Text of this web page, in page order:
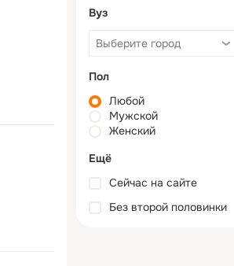
Вуз
Пол
Любой
Мужской
Женский
Ещё
Сейчас на сайте
Без второй половинки